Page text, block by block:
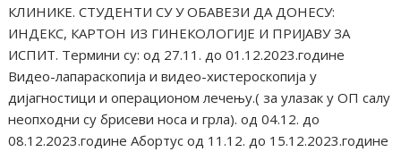
КЛИНИКЕ. СТУДЕНТИ СУ У ОБАВЕЗИ ДА ДОНЕСУ:
ИНДЕКС, КАРТОН ИЗ ГИНЕКОЛОГИЈЕ И ПРИЈАВУ ЗА
ИСПИТ. Термини су: од 27.11. до 01.12.2023.године
Видео-лапараскопија и видео-хистероскопија у
дијагностици и операционом лечењу.( за улазак у ОП салу
неопходни су брисеви носа и грла). од 04.12. до
08.12.2023.године Абортус од 11.12. до 15.12.2023.године